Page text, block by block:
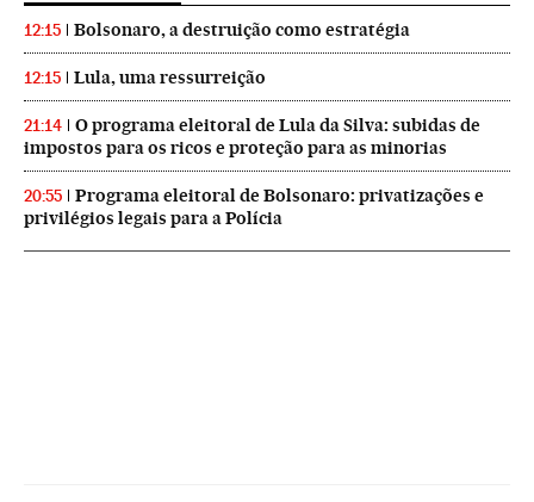
12:15 Bolsonaro, a destruição como estratégia
12:15 Lula, uma ressurreição
21:14
O programa eleitoral de Lula da Silva: subidas de
impostos para os ricos e proteção para as minorias
20:55
Programa eleitoral de Bolsonaro: privatizações e
privilégios legais para a Polícia